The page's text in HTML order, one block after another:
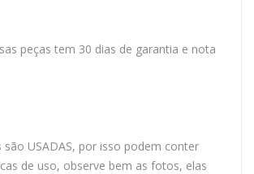
peças tem 30 dias de garantia e nota
são USADAS, por isso podem conter
de uso, observe bem as fotos, elas